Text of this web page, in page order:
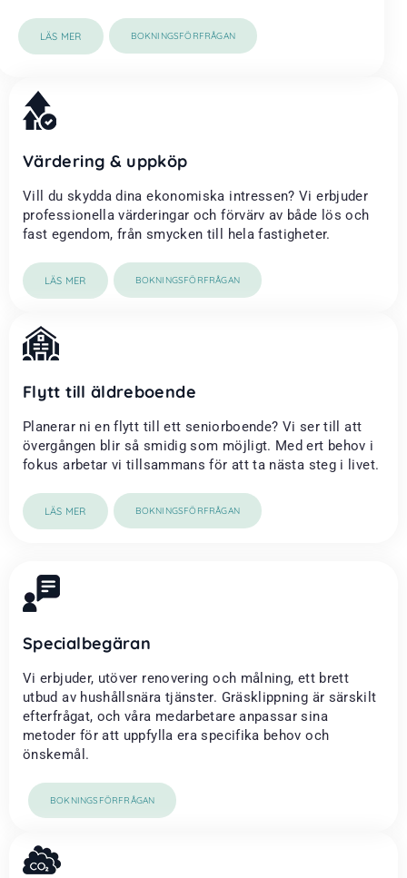
LÄS MER BOKNINGSFÖRFRÅGAN
Värdering & uppköp
Vill du skydda dina ekonomiska intressen? Vi erbjuder
professionella värderingar och förvärv av både lös och
fast egendom, från smycken till hela fastigheter.
LÄS MER BOKNINGSFÖRFRÅGAN
Flytt till äldreboende
Planerar ni en flytt till ett seniorboende? Vi ser till att
övergången blir så smidig som möjligt. Med ert behov i
fokus arbetar vi tillsammans för att ta nästa steg i livet.
LÄS MER BOKNINGSFÖRFRÅGAN
Specialbegäran
Vi erbjuder, utöver renovering och målning, ett brett
utbud av hushållsnära tjänster. Gräsklippning är särskilt
efterfrågat, och våra medarbetare anpassar sina
metoder för att uppfylla era specifika behov och
önskemål.
BOKNINGSFÖRFRÅGAN